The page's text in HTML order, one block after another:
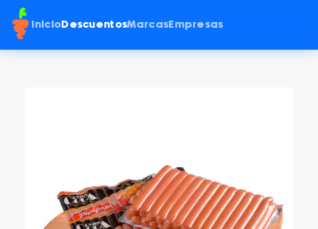
Inicio DescuentosMarcas Empresas